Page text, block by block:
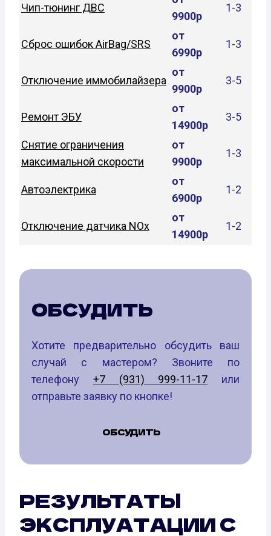
Чип-тюнинг ДВС
9900р
1-3
Сброс ошибок AirBag/SRS
от
6990р
1-3
Отключение иммобилайзера
от
9900р
3-5
Ремонт ЭБУ
от
14900р
3-5
Снятие ограничения
максимальной скорости
от
9900р
1-3
Автоэлектрика
от
6900р
1-2
Отключение датчика NOx
от
14900р
1-2
ОБСУДИТЬ
Хотите предварительно обсудить ваш
случай с мастером? Звоните по
телефону +7 (931) 999-11-17 или
отправьте заявку по кнопке!
ОБСУДИТЬ
РЕЗУЛЬТАТЫ
ЭКСПЛУАТАЦИИ С